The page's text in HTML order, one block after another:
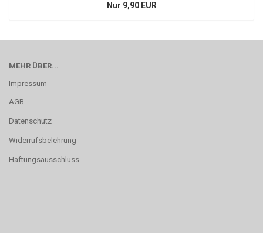
Nur 9,90 EUR
MEHR ÜBER...
Impressum
AGB
Datenschutz
Widerrufsbelehrung
Haftungsausschluss